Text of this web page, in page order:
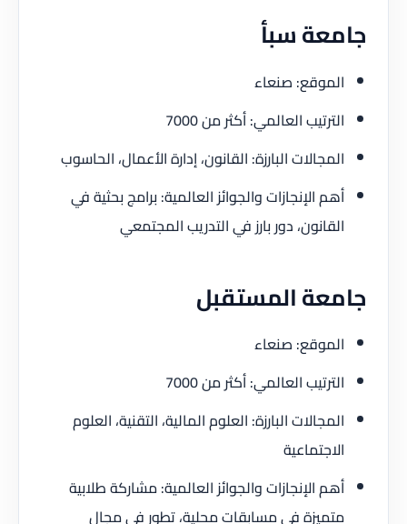
جامعة سبأ
الموقع: صنعاء
الترتيب العالمي: أكثر من 7000
المجالات البارزة: القانون، إدارة الأعمال، الحاسوب
أهم الإنجازات والجوائز العالمية: برامج بحثية في
القانون، دور بارز في التدريب المجتمعي
جامعة المستقبل
الموقع: صنعاء
الترتيب العالمي: أكثر من 7000
المجالات البارزة: العلوم المالية، التقنية، العلوم
الاجتماعية
أهم الإنجازات والجوائز العالمية: مشاركة طلابية
متميزة في مسابقات محلية، تطور في مجال